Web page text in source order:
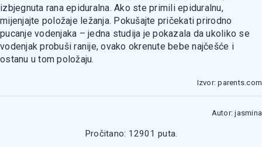
izbjegnuta rana epiduralna. Ako ste primili epiduralnu,
mijenjajte položaje ležanja. Pokušajte pričekati prirodno
pucanje vodenjaka – jedna studija je pokazala da ukoliko se
vodenjak probuši ranije, ovako okrenute bebe najčešće i
ostanu u tom položaju.
Izvor: parents.com
Autor: jasmina
Pročitano: 12901 puta.